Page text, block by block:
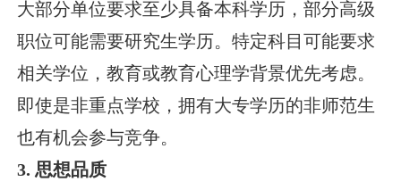
大部分单位要求至少具备本科学历，部分高级
职位可能需要研究生学历。特定科目可能要求
相关学位，教育或教育心理学背景优先考虑。
即使是非重点学校，拥有大专学历的非师范生
也有机会参与竞争。
3. 思想品质